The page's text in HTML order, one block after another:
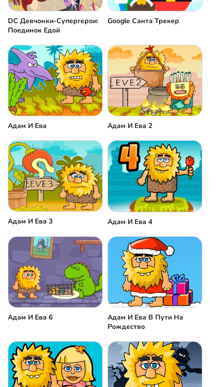
DC Девчонки-Супергерои:
Поединок Едой
Google Санта Трекер
Адам И Ева Адам И Ева 2
Адам И Ева 3 Адам И Ева 4
Адам И Ева 6
Адам И Ева В Пути На
Рождество